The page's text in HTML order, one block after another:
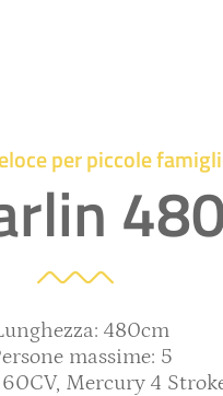
per piccole
480
480cm
massime: 5
Mercury 4